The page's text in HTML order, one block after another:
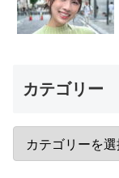
カテゴリー